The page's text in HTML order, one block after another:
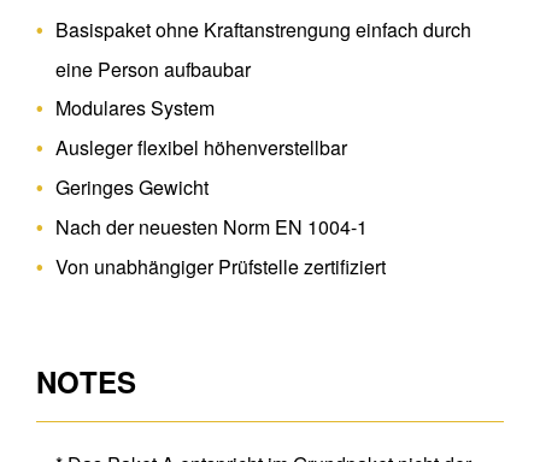
Basispaket ohne Kraftanstrengung einfach durch
eine Person aufbaubar
Modulares System
Ausleger flexibel höhenverstellbar
Geringes Gewicht
Nach der neuesten Norm EN 1004-1
Von unabhängiger Prüfstelle zertifiziert
NOTES